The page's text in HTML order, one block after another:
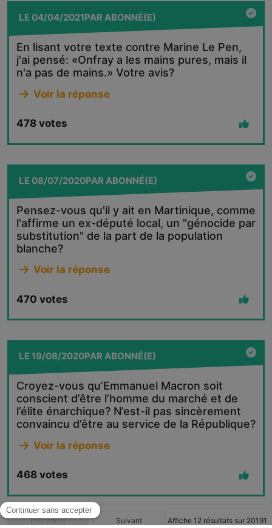
LE04/04/2021PARABONNÉ(E)
En lisant votre texte contre Marine Le Pen,
j'ai pensé: «Onfray a les mains pures, mais il
n'a pas de mains.» Votre avis?
Voir la réponse
478 votes
LE08/07/2020PAR ABONNÉ(E)
Pensez-vous qu'il y ait en Martinique, comme
l'affirme un ex-député local, un "génocide par
substitution" de la part de la population
blanche?
Voir la réponse
470 votes
LE19/08/2020PARABONNÉ(E)
Croyez-vous qu’Emmanuel Macron soit
conscient d’être l’homme du marché et de
l’élite énarchique? N’est-il pas sincèrement
convaincu d’être au service de la République?
Voir la réponse
468 votes
Précédent Suivant Affiche 12 résultats sur 20191